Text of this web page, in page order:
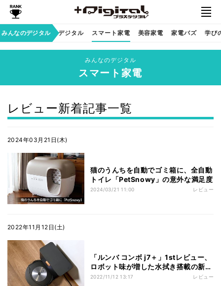
みんなのデジタル家族のデジタル スマート家電 美容家電 家電バズ 学び
みんなのデジタル
スマート家電
レビュー新着記事一覧
2024年03月21日(木)
猫のうんちを自動でゴミ箱に、全自動
トイレ「PetSnowy」の意外な満足度
2024/03/21 11:00 レビュー
2022年11月12日(土)
「ルンバ コンボ j7＋」1stレビュー、
ロボット味が増した水拭き搭載の新型
モデル
2022/11/12 13:17 レビュー